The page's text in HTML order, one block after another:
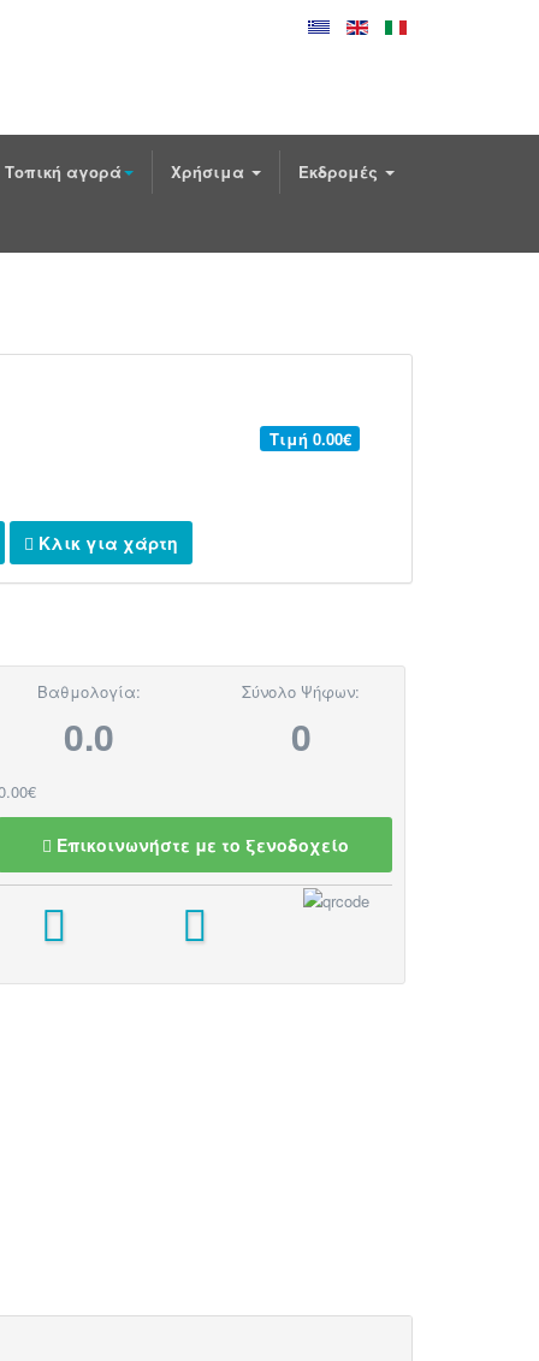
Τοπική αγορά Χρήσιμα Εκδρομές
Τιμή 0.00€
Κλικ για χάρτη
Βαθμολογία:
0.0
Σύνολο Ψήφων:
0
Επικοινωνήστε με το ξενοδοχείο